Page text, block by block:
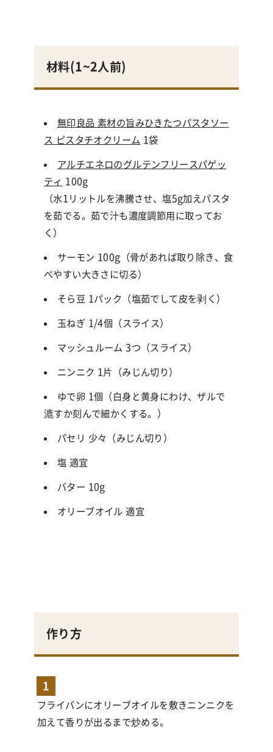
材料(1~2人前)
無印良品 素材の旨みひきたつパスタソー
ス ピスタチオクリーム 1袋
アルチエネロのグルテンフリースパゲッ
ティ
100g
（水1リットルを沸騰させ、塩5g加えパスタ
を茹でる。茹で汁も濃度調節用に取ってお
く）
サーモン 100g（骨があれば取り除き、食
べやすい大きさに切る）
そら豆 1パック（塩茹でして皮を剥く）
玉ねぎ 1/4個（スライス）
マッシュルーム 3つ（スライス）
ニンニク 1片（みじん切り）
ゆで卵 1個（白身と黄身にわけ、ザルで
漉すか刻んで細かくする。）
パセリ 少々（みじん切り）
塩 適宜
バター 10g
オリーブオイル 適宜
作り方
1
フライパンにオリーブオイルを敷きニンニクを
加えて香りが出るまで炒める。